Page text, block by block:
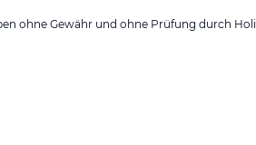
ohne Gewähr und ohne Prüfung durch